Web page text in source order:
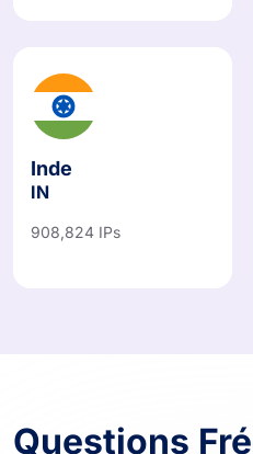
Inde
IN
908,824 IPs
Questions